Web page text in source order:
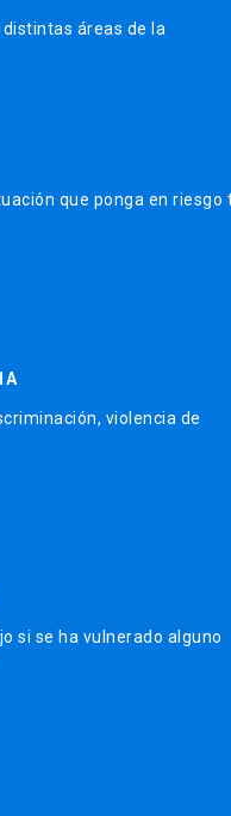
áreas de la
que ponga en riesgo
violencia de
si se ha vulnerado alguno